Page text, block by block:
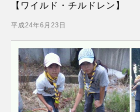
【ワイルド・チルドレン】
平成24年6月23日